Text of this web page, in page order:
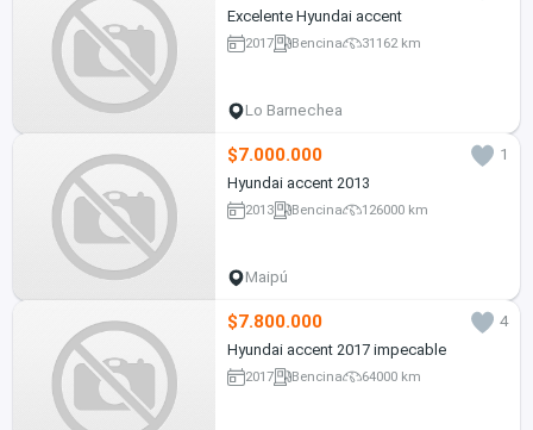
Excelente Hyundai accent
2017 Bencina 31162 km
Lo Barnechea
$7.000.000
1
Hyundai accent 2013
2013 Bencina 126000 km
Maipú
$7.800.000
4
Hyundai accent 2017 impecable
2017 Bencina 64000 km